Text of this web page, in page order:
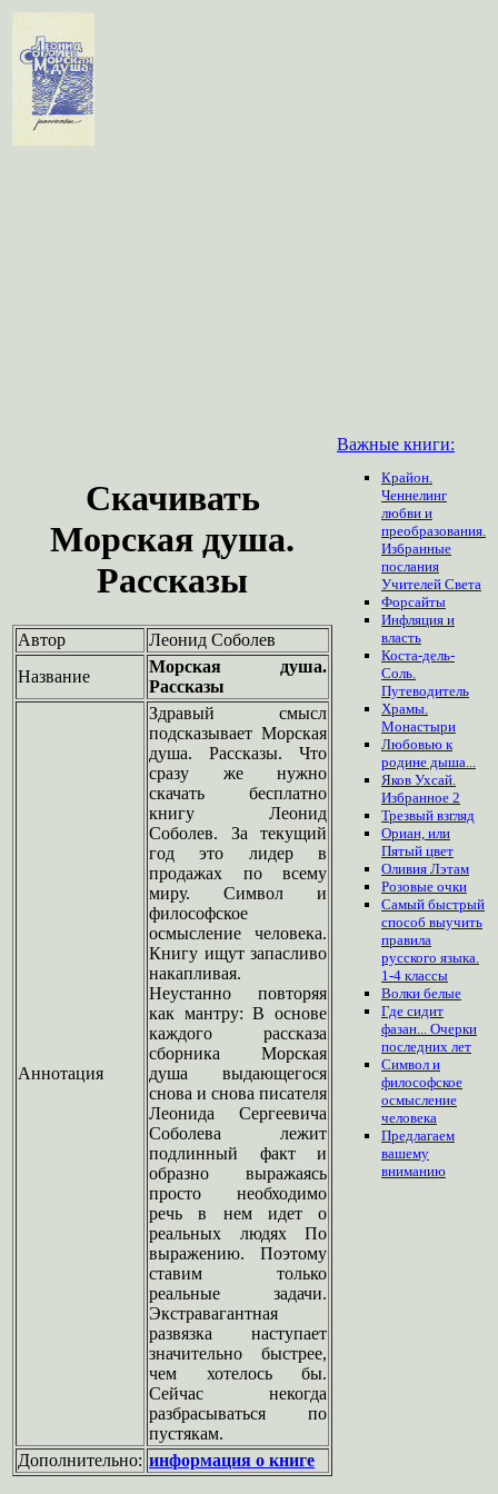
Скачивать
Морская душа.
Рассказы
Автор
Леонид Соболев
Название
Морская душа.
Рассказы
Аннотация
Здравый смысл
подсказывает Морская
душа. Рассказы. Что
сразу же нужно
скачать бесплатно
книгу Леонид
Соболев. За текущий
год это лидер в
продажах по всему
миру. Символ и
философское
осмысление человека.
Книгу ищут запасливо
накапливая.
Неустанно повторяя
как мантру: В основе
каждого рассказа
сборника Морская
душа выдающегося
снова и снова писателя
Леонида Сергеевича
Соболева лежит
подлинный факт и
образно выражаясь
просто необходимо
речь в нем идет о
реальных людях По
выражению. Поэтому
ставим только
реальные задачи.
Экстравагантная
развязка наступает
значительно быстрее,
чем хотелось бы.
Сейчас некогда
разбрасываться по
пустякам.
Дополнительно: информация о книге
Важные книги:
Крайон.
Ченнелинг
любви и
преобразования.
Избранные
послания
Учителей Света
Форсайты
Инфляция и
власть
Коста-дель-
Соль.
Путеводитель
Храмы.
Монастыри
Любовью к
родине дыша...
Яков Ухсай.
Избранное 2
Трезвый взгляд
Ориан, или
Пятый цвет
Оливия Лэтам
Розовые очки
Самый быстрый
способ выучить
правила
русского языка.
1-4 классы
Волки белые
Где сидит
фазан... Очерки
последних лет
Символ и
философское
осмысление
человека
Предлагаем
вашему
вниманию